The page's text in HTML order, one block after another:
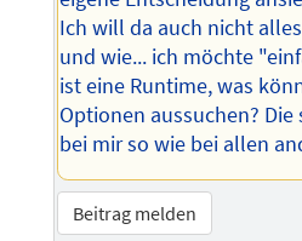
Ich will da auch nicht
und wie... ich möchte
ist eine Runtime, was
Optionen aussuchen?
bei mir so wie bei allen
Beitrag melden